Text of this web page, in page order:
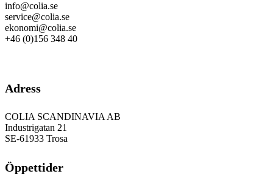
info@colia.se
service@colia.se
ekonomi@colia.se
+46 (0)156 348 40
Adress
COLIA SCANDINAVIA AB
Industrigatan 21
SE-61933 Trosa
Öppettider